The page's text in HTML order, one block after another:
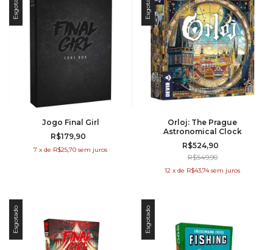
Jogo Final Girl
R$179,90
7 xde R$25,70 sem juros
Orloj: The Prague
Astronomical Clock
R$524,90
R$549,90
12 xde R$43,74 sem juros
Esgotado Esgotado